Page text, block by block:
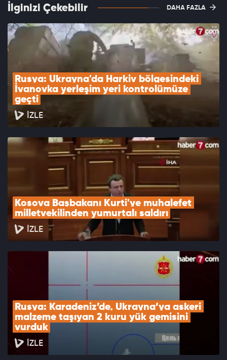
İlginizi Çekebilir DAHA FAZLA
Rusya: Ukrayna'da Harkiv bölgesindeki
İvanovka yerleşim yeri kontrolümüze
geçti
İZLE
Kosova Başbakanı Kurti'ye muhalefet
milletvekilinden yumurtalı saldırı
İZLE
Rusya: Karadeniz’de, Ukrayna’ya askeri
malzeme taşıyan 2 kuru yük gemisini
vurduk
İZLE